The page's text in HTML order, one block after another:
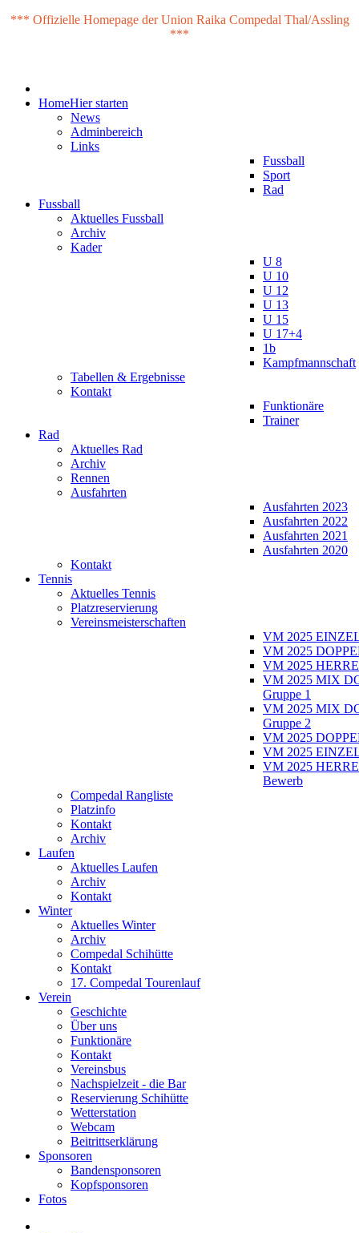
*** Offizielle Homepage der Union Raika Compedal Thal/Assling
***
HomeHier starten
News
Adminbereich
Links
Fussball
Sport
Rad
Fussball
Aktuelles Fussball
Archiv
Kader
U 8
U 10
U 12
U 13
U 15
U 17+4
1b
Kampfmannschaft
Tabellen & Ergebnisse
Kontakt
Funktionäre
Trainer
Rad
Aktuelles Rad
Archiv
Rennen
Ausfahrten
Ausfahrten 2023
Ausfahrten 2022
Ausfahrten 2021
Ausfahrten 2020
Kontakt
Tennis
Aktuelles Tennis
Platzreservierung
Vereinsmeisterschaften
VM 2025
VM 2025
VM 2025
VM 2025 MIX
Gruppe 1
VM 2025 MIX
Gruppe 2
VM 2025
VM 2025
VM 2025
Bewerb
Compedal Rangliste
Platzinfo
Kontakt
Archiv
Laufen
Aktuelles Laufen
Archiv
Kontakt
Winter
Aktuelles Winter
Archiv
Compedal Schihütte
Kontakt
17. Compedal Tourenlauf
Verein
Geschichte
Über uns
Funktionäre
Kontakt
Vereinsbus
Nachspielzeit - die Bar
Reservierung Schihütte
Wetterstation
Webcam
Beitrittserklärung
Sponsoren
Bandensponsoren
Kopfsponsoren
Fotos